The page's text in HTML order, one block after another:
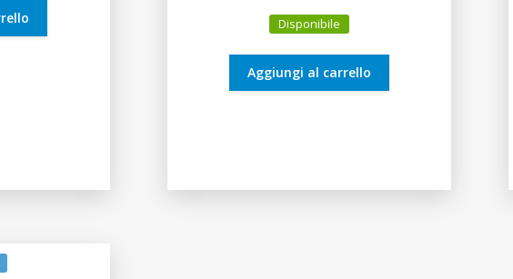
71,25€.
originale
16,00€. 15,20€.
Disponibile
Aggiungi al carrello